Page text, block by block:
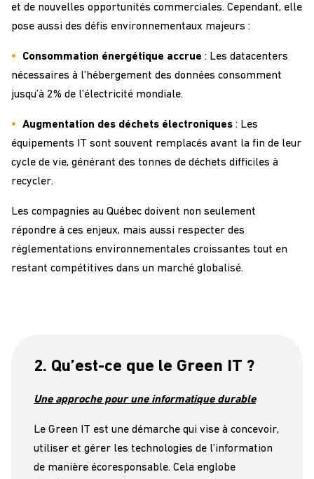
et de nouvelles opportunités commerciales. Cependant, elle
pose aussi des défis environnementaux majeurs :
Consommation énergétique accrue : Les datacenters
nécessaires à l’hébergement des données consomment
jusqu’à 2% de l’électricité mondiale.
Augmentation des déchets électroniques : Les
équipements IT sont souvent remplacés avant la fin de leur
cycle de vie, générant des tonnes de déchets difficiles à
recycler.
Les compagnies au Québec doivent non seulement
répondre à ces enjeux, mais aussi respecter des
réglementations environnementales croissantes tout en
restant compétitives dans un marché globalisé.
2. Qu’est-ce que le Green IT ?
Une approche pour une informatique durable
Le Green IT est une démarche qui vise à concevoir,
utiliser et gérer les technologies de l’information
de manière écoresponsable. Cela englobe